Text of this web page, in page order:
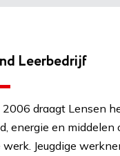
Leerbedrijf
2006 draagt Lensen
energie en middelen
Jeugdige